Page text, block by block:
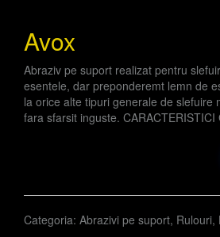
Avox
Abraziv pe suport realizat pentru
esentele, dar preponderemt lemn de
la orice alte tipuri generale de slefuire
fara sfarsit inguste. CARACTERISTICI
Categoria: Abrazivi pe suport, Rulouri,